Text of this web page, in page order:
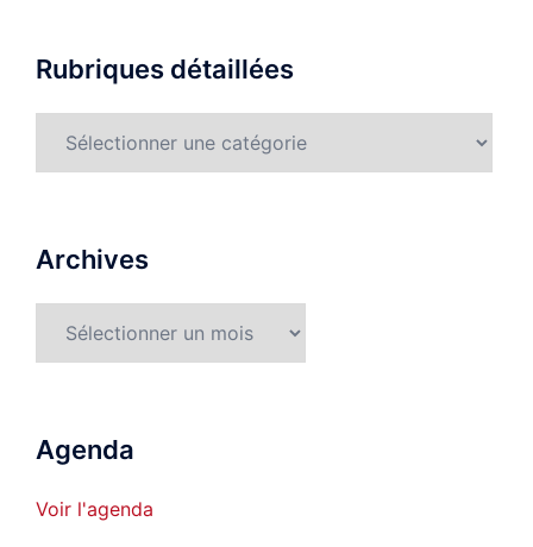
Rubriques détaillées
Archives
Agenda
Voir l'agenda